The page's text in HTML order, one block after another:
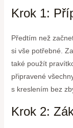
Krok 1:
Předtím než
si vše potřebné.
také použít
připravené
s kreslením bez
Krok 2: